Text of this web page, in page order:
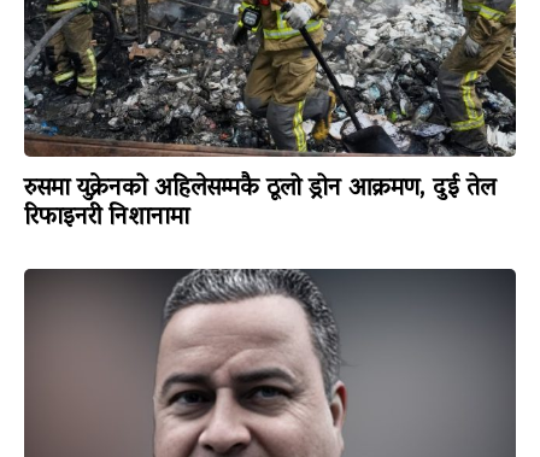
रुसमा युक्रेनको अहिलेसम्मकै ठूलो ड्रोन आक्रमण, दुई तेल
रिफाइनरी निशानामा